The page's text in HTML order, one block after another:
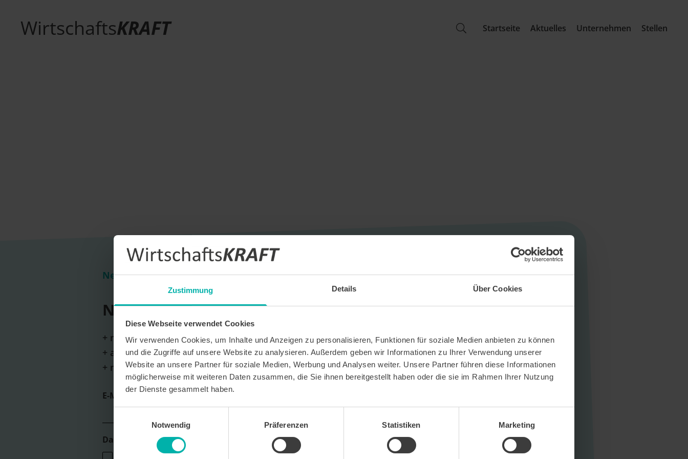
Zustimmung Details Über Cookies
Diese Webseite verwendet Cookies
Wir verwenden Cookies, um Inhalte und Anzeigen zu personalisieren, Funktionen für soziale Medien anbieten zu können
und die Zugriffe auf unsere Website zu analysieren. Außerdem geben wir Informationen zu Ihrer Verwendung unserer
Website an unsere Partner für soziale Medien, Werbung und Analysen weiter. Unsere Partner führen diese Informationen
möglicherweise mit weiteren Daten zusammen, die Sie ihnen bereitgestellt haben oder die sie im Rahmen Ihrer Nutzung
der Dienste gesammelt haben.
Notwendig
Präferenzen Statistiken Marketing
WirtschaftsKRAFT Startseite Aktuelles Unternehmen Stellen
Newsletter Anmeldung
Newsletter Anmeldung
+ monatliche Erscheinung
+ aktuelle Themen und wichtige Termine
+ neue Unternehmensportraits und Unternehmensprofile
E-Mail *
Datenverarbeitungshinweis*
Ich stimme zu, dass ich monatlich den kostenlosen Newsletter WirtschaftsKRAFT der INFO -